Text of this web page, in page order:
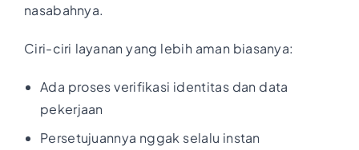
nasabahnya.
Ciri-ciri layanan yang lebih aman biasanya:
Ada proses verifikasi identitas dan data
pekerjaan
Persetujuannya nggak selalu instan